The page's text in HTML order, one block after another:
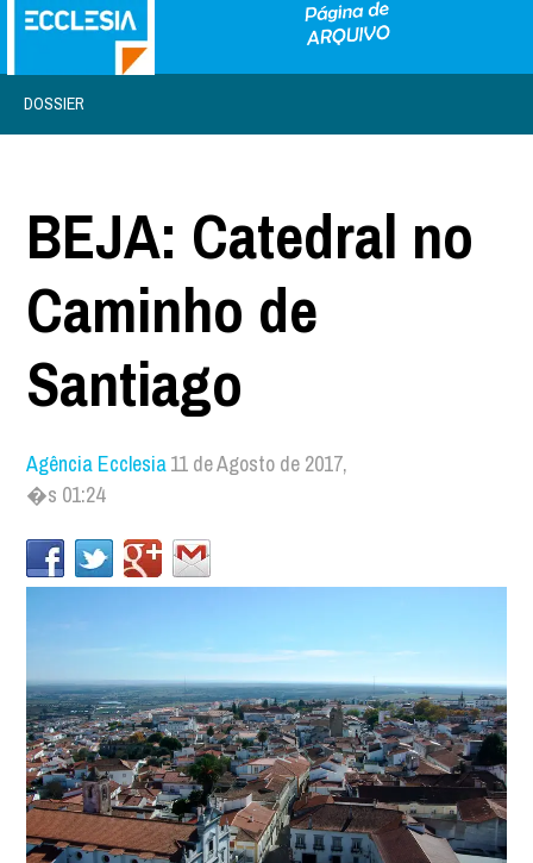
DOSSIER
BEJA: Catedral no
Caminho de
Santiago
Agência Ecclesia11 de Agosto de 2017,
�s 01:24